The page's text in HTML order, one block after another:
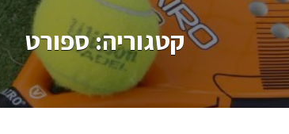
קטגוריה:ספורט